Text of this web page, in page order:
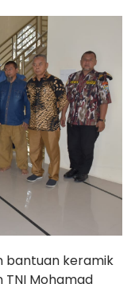
bantuan keramik
TNI Mohamad